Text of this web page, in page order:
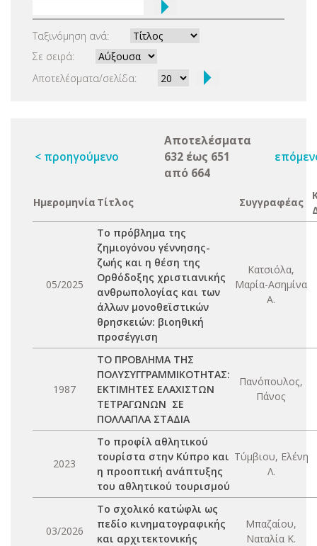
Ταξινόμηση ανά:
Σε σειρά:
Αποτελέσματα/σελίδα:
< προηγούμενο
Αποτελέσματα
632 έως 651
από 664
Ημερομηνία Τίτλος Συγγραφέας
05/2025
Το πρόβλημα της
ζημιογόνου γέννησης-
ζωής και η θέση της
Ορθόδοξης χριστιανικής
ανθρωπολογίας και των
άλλων μονοθεϊστικών
θρησκειών: βιοηθική
προσέγγιση
Κατσιόλα,
Μαρία-Ασημίνα
Α.
1987
ΤΟ ΠΡΟΒΛΗΜΑ ΤΗΣ
ΠΟΛΥΣΥΓΓΡΑΜΜΙΚΟΤΗΤΑΣ:
ΕΚΤΙΜΗΤΕΣ ΕΛΑΧΙΣΤΩΝ
ΤΕΤΡΑΓΩΝΩΝ ΣΕ
ΠΟΛΛΑΠΛΑ ΣΤΑΔΙΑ
Πανόπουλος,
Πάνος
2023
Το προφίλ αθλητικού
τουρίστα στην Κύπρο και
η προοπτική ανάπτυξης
του αθλητικού τουρισμού
Τύμβιου, Ελένη
Λ.
03/2026
Το σχολικό κατώφλι ως
πεδίο κινηματογραφικής
και αρχιτεκτονικής
Μπαζαίου,
Ναταλία Κ.